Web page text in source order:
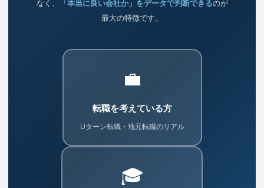
なく、
「本当に良い会社か」をデータで判断できるのが
最大の特徴です。
💼
転職を考えている方
Uターン転職・地元転職のリアル
🎓